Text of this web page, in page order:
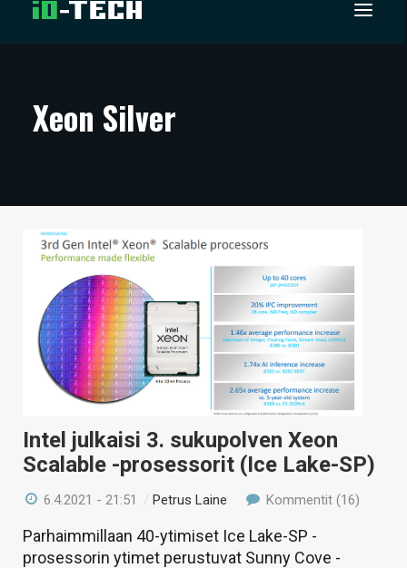
ARTIKKELIT
TECHBBS
TIETOA
HINTA.FI
KAUPPA
VAIHDA TEEMA
HAKU
Xeon Silver
Intel julkaisi 3. sukupolven Xeon
Scalable -prosessorit (Ice Lake-SP)
6.4.2021 - 21:51 /Petrus Laine Kommentit (16)
Parhaimmillaan 40-ytimiset Ice Lake-SP -
prosessorin ytimet perustuvat Sunny Cove -